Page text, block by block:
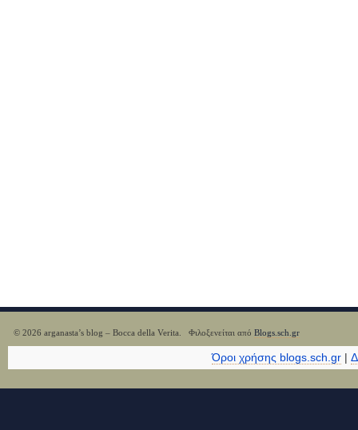
© 2026 arganasta’s blog – Bocca della Verita. Φιλοξενείται από Blogs.sch.gr
Όροι χρήσης blogs.sch.gr |